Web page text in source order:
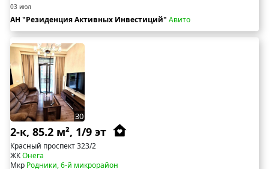
03 июл
АН "Резиденция Активных Инвестиций" Авито
30
2-к, 85.2 м², 1/9 эт
Красный проспект 323/2
ЖКОнега
Мкр Родники, 6-й микрорайон